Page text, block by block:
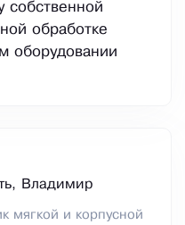
собственной
обработке
оборудовании
Владимир
мягкой и корпусной